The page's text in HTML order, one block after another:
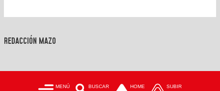
REDACCIÓN MAZO
MENÚ BUSCAR HOME SUBIR